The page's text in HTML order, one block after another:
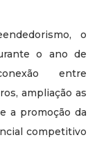
o
o ano de
entre
ampliação as
a promoção da
competitivo